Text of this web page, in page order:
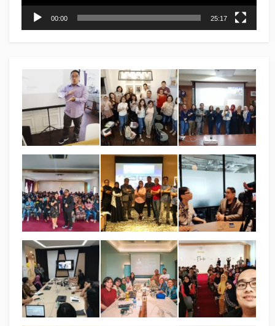
00:00 25:17